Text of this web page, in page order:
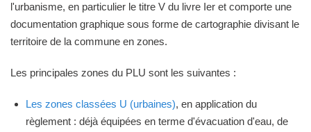
l'urbanisme, en particulier le titre V du livre Ier et comporte une
documentation graphique sous forme de cartographie divisant le
territoire de la commune en zones.
Les principales zones du PLU sont les suivantes :
Les zones classées U (urbaines), en application du
règlement : déjà équipées en terme d'évacuation d'eau, de